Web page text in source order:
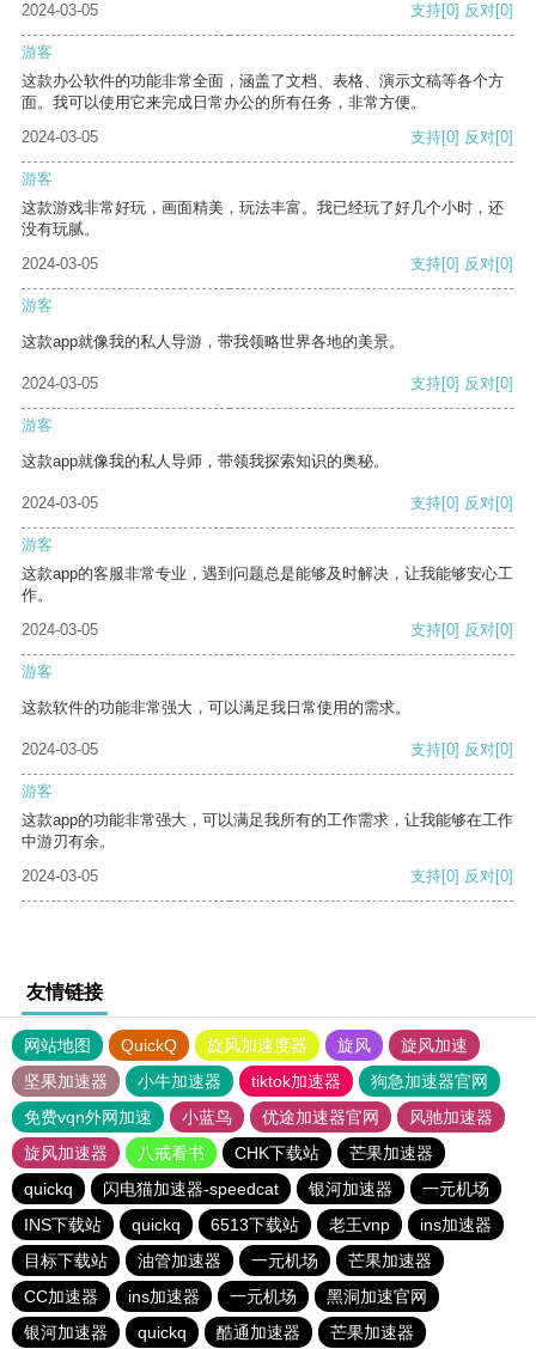
2024-03-05 支持[0] 反对[0]
游客
这款办公软件的功能非常全面，涵盖了文档、表格、演示文稿等各个方
面。我可以使用它来完成日常办公的所有任务，非常方便。
2024-03-05
支持[0] 反对[0]
游客
这款游戏非常好玩，画面精美，玩法丰富。我已经玩了好几个小时，还
没有玩腻。
2024-03-05
支持[0] 反对[0]
游客
这款app就像我的私人导游，带我领略世界各地的美景。
2024-03-05 支持[0] 反对[0]
游客
这款app就像我的私人导师，带领我探索知识的奥秘。
2024-03-05 支持[0] 反对[0]
游客
这款app的客服非常专业，遇到问题总是能够及时解决，让我能够安心工
作。
2024-03-05
支持[0] 反对[0]
游客
这款软件的功能非常强大，可以满足我日常使用的需求。
2024-03-05 支持[0] 反对[0]
游客
这款app的功能非常强大，可以满足我所有的工作需求，让我能够在工作
中游刃有余。
2024-03-05
支持[0] 反对[0]
友情链接
网站地图 QuickQ 旋风加速度器 旋风
旋风加速
坚果加速器
小牛加速器 tiktok加速器
狗急加速器官网
免费vqn外网加速
小蓝鸟 优途加速器官网
风驰加速器
旋风加速器
八戒看书 CHK下载站
芒果加速器
quickq
闪电猫加速器-speedcat 银河加速器
一元机场
INS下载站
quickq 6513下载站 老王vnp
ins加速器
目标下载站
油管加速器 一元机场
芒果加速器
CC加速器
ins加速器 一元机场
黑洞加速官网
银河加速器
quickq 酷通加速器 芒果加速器